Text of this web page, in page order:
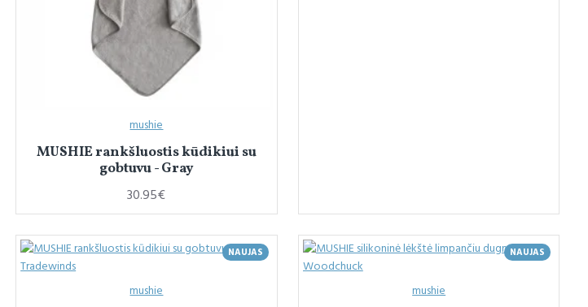
mushie
MUSHIE rankšluostis kūdikiui su
gobtuvu - Gray
30.95€
NAUJAS
mushie
NAUJAS
mushie